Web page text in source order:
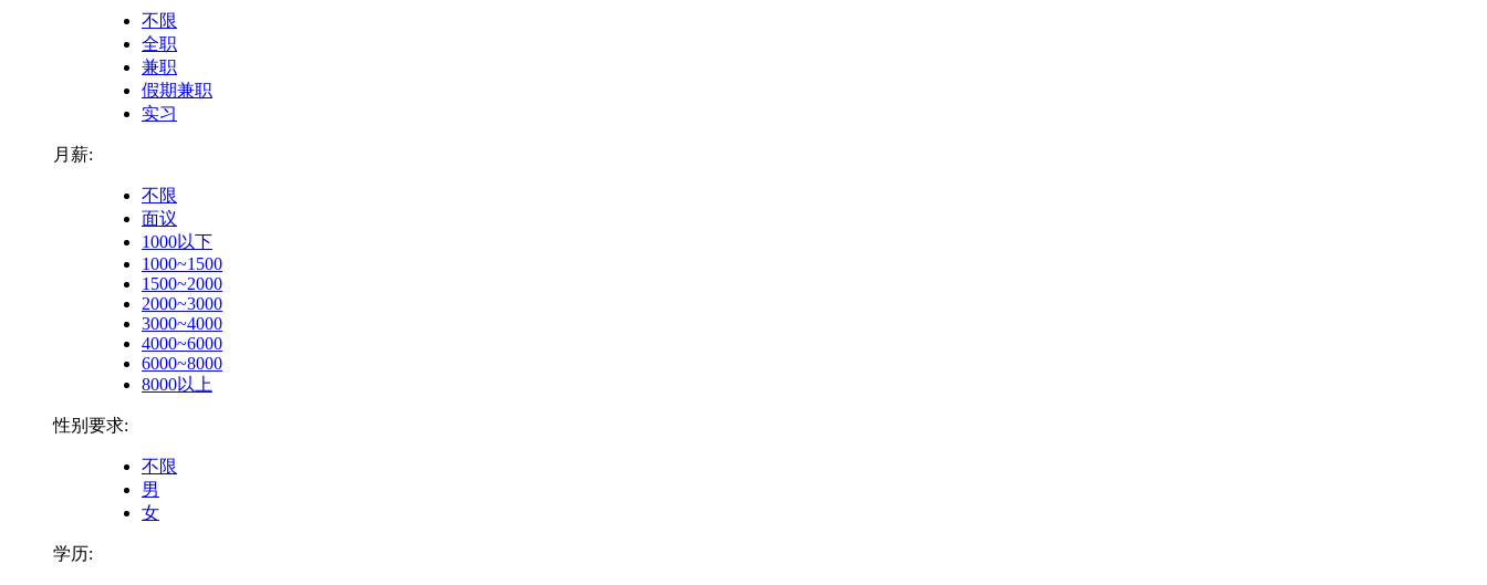
不限
全职
兼职
假期兼职
实习
月薪:
不限
面议
1000以下
1000~1500
1500~2000
2000~3000
3000~4000
4000~6000
6000~8000
8000以上
性别要求:
不限
男
女
学历: